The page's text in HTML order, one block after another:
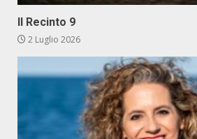
Il Recinto 9
2 Luglio 2026